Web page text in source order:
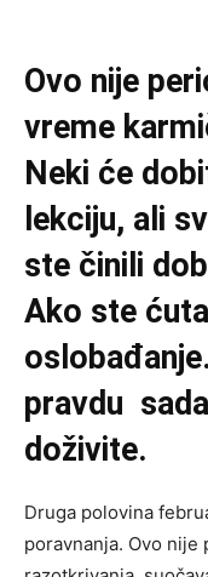
Ovo nije
vreme
Neki će
lekciju, ali
ste činili
Ako ste
pravdu
doživite.
Druga polovina
poravnanja. Ovo